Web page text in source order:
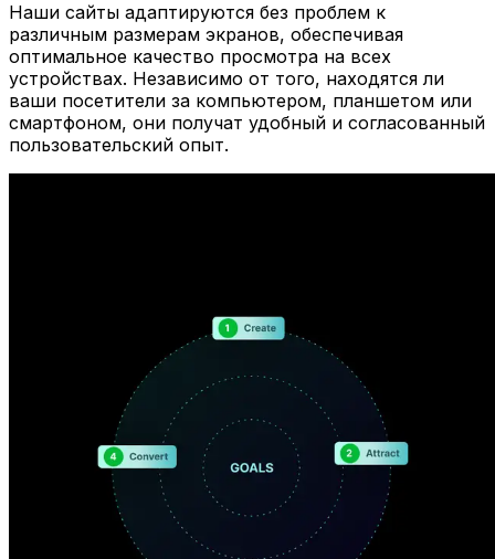
Наши сайты адаптируются без проблем к
различным размерам экранов, обеспечивая
оптимальное качество просмотра на всех
устройствах. Независимо от того, находятся ли
ваши посетители за компьютером, планшетом или
смартфоном, они получат удобный и согласованный
пользовательский опыт.